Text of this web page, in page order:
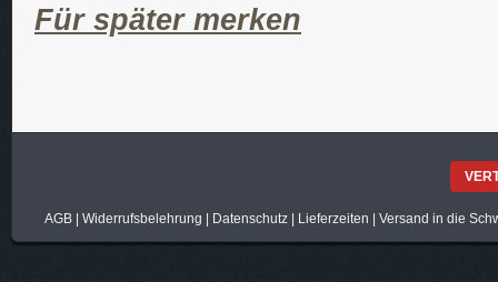
Für später merken
AGB| Widerrufsbelehrung | Datenschutz| Lieferzeiten | Versand in die